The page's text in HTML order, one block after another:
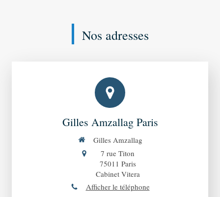
Nos adresses
Gilles Amzallag Paris
Gilles Amzallag
7 rue Titon
75011 Paris
Cabinet Vitera
Afficher le téléphone